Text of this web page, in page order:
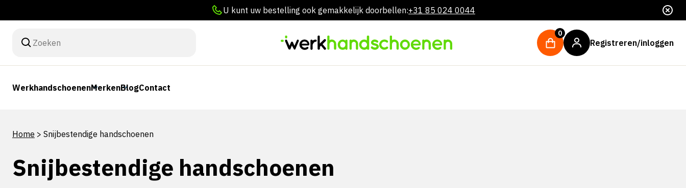
U kunt uw bestelling ook gemakkelijk doorbellen:+31 85 024 0044
0
Registreren/inloggen
WerkhandschoenenMerkenBlogContact
Home > Snijbestendige handschoenen
Snijbestendige handschoenen